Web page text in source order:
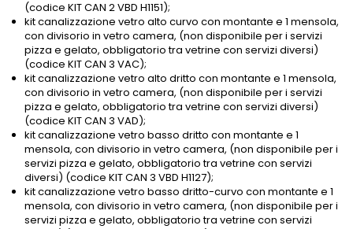
(codice KIT CAN 2 VBD H1151);
kit canalizzazione vetro alto curvo con montante e 1 mensola,
con divisorio in vetro camera, (non disponibile per i servizi
pizza e gelato, obbligatorio tra vetrine con servizi diversi)
(codice KIT CAN 3 VAC);
kit canalizzazione vetro alto dritto con montante e 1 mensola,
con divisorio in vetro camera, (non disponibile per i servizi
pizza e gelato, obbligatorio tra vetrine con servizi diversi)
(codice KIT CAN 3 VAD);
kit canalizzazione vetro basso dritto con montante e 1
mensola, con divisorio in vetro camera, (non disponibile per i
servizi pizza e gelato, obbligatorio tra vetrine con servizi
diversi) (codice KIT CAN 3 VBD H1127);
kit canalizzazione vetro basso dritto-curvo con montante e 1
mensola, con divisorio in vetro camera, (non disponibile per i
servizi pizza e gelato, obbligatorio tra vetrine con servizi